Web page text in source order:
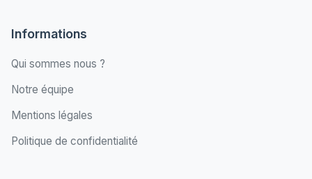
Informations
Qui sommes nous ?
Notre équipe
Mentions légales
Politique de confidentialité